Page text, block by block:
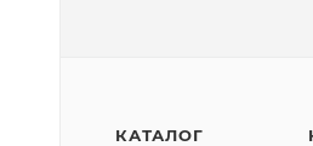
КАТАЛОГ